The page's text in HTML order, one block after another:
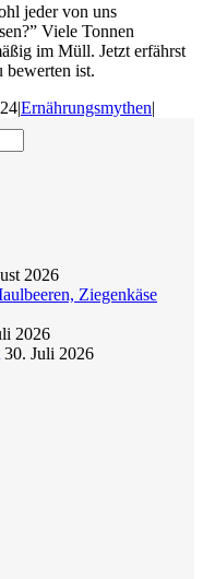
jeder von uns
Viele Tonnen
im Müll. Jetzt erfährst
bewerten ist.
|Ernährungsmythen|
2026
Ziegenkäse
2026
30. Juli 2026